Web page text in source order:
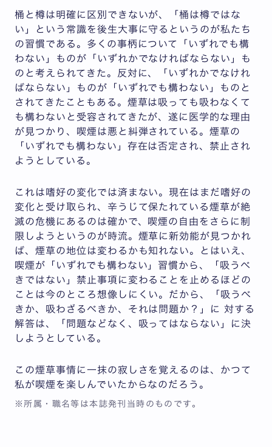
桶と樽は明確に区別できないが、「桶は樽ではな
い」という常識を後生大事に守るというのが私たち
の習慣である。多くの事柄について「いずれでも構
わない」ものが「いずれかでなければならない」も
のと考えられてきた。反対に、「いずれかでなけれ
ばならない」ものが「いずれでも構わない」ものと
されてきたこともある。煙草は吸っても吸わなくて
も構わないと受容されてきたが、遂に医学的な理由
が見つかり、喫煙は悪と糾弾されている。煙草の
「いずれでも構わない」存在は否定され、禁止され
ようとしている。
これは嗜好の変化では済まない。現在はまだ嗜好の
変化と受け取られ、辛うじて保たれている煙草が絶
滅の危機にあるのは確かで、喫煙の自由をさらに制
限しようというのが時流。煙草に新効能が見つかれ
ば、煙草の地位は変わるかも知れない。とはいえ、
喫煙が「いずれでも構わない」習慣から、「吸うべ
きではない」禁止事項に変わることを止めるほどの
ことは今のところ想像しにくい。だから、「吸うべ
きか、吸わざるべきか、それは問題か？」に 対する
解答は、「問題などなく、吸ってはならない」に決
しようとしている。
この煙草事情に一抹の寂しさを覚えるのは、かつて
私が喫煙を楽しんでいたからなのだろう。
※所属・職名等は本誌発刊当時のものです。